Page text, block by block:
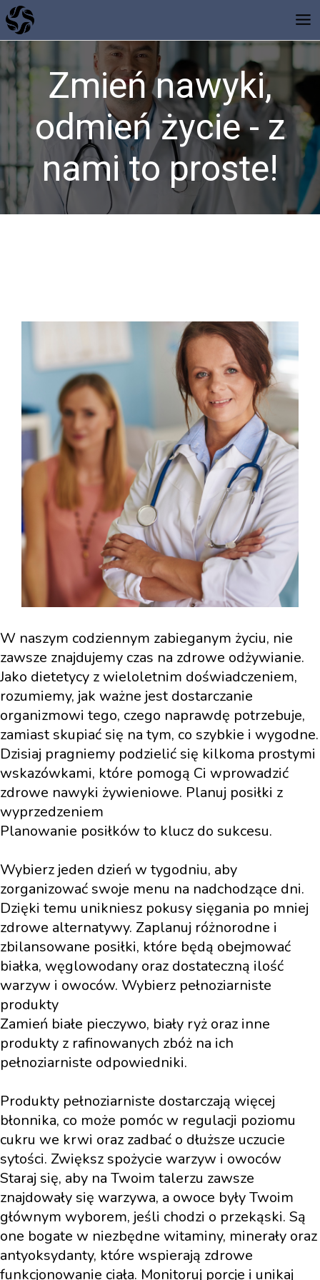
Zmień nawyki,
odmień życie - z
nami to proste!
W naszym codziennym zabieganym życiu, nie
zawsze znajdujemy czas na zdrowe odżywianie.
Jako dietetycy z wieloletnim doświadczeniem,
rozumiemy, jak ważne jest dostarczanie
organizmowi tego, czego naprawdę potrzebuje,
zamiast skupiać się na tym, co szybkie i wygodne.
Dzisiaj pragniemy podzielić się kilkoma prostymi
wskazówkami, które pomogą Ci wprowadzić
zdrowe nawyki żywieniowe. Planuj posiłki z
wyprzedzeniem
Planowanie posiłków to klucz do sukcesu.
Wybierz jeden dzień w tygodniu, aby
zorganizować swoje menu na nadchodzące dni.
Dzięki temu unikniesz pokusy sięgania po mniej
zdrowe alternatywy. Zaplanuj różnorodne i
zbilansowane posiłki, które będą obejmować
białka, węglowodany oraz dostateczną ilość
warzyw i owoców. Wybierz pełnoziarniste
produkty
Zamień białe pieczywo, biały ryż oraz inne
produkty z rafinowanych zbóż na ich
pełnoziarniste odpowiedniki.
Produkty pełnoziarniste dostarczają więcej
błonnika, co może pomóc w regulacji poziomu
cukru we krwi oraz zadbać o dłuższe uczucie
sytości. Zwiększ spożycie warzyw i owoców
Staraj się, aby na Twoim talerzu zawsze
znajdowały się warzywa, a owoce były Twoim
głównym wyborem, jeśli chodzi o przekąski. Są
one bogate w niezbędne witaminy, minerały oraz
antyoksydanty, które wspierają zdrowe
funkcjonowanie ciała. Monitoruj porcje i unikaj